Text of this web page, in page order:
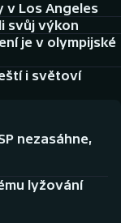
v Los Angeles
svůj výkon
je v olympijské
i světoví
nezasáhne,
lyžování